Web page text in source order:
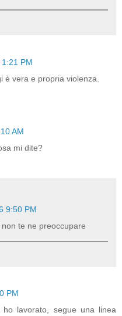
PM
è vera e propria violenza.
AM
mi dite?
9:50 PM
te ne preoccupare
PM
lavorato, segue una linea